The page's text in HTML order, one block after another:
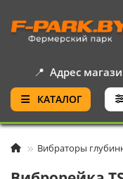
📍 Адрес
КАТАЛОГ
Вибраторы